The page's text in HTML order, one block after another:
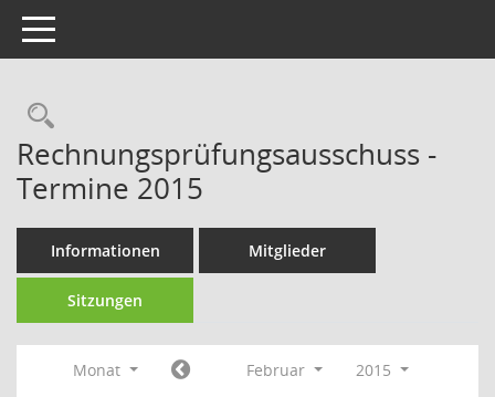
Toggle navigation
Rechercheauswahl
Rechnungsprüfungsausschuss -
Termine 2015
Informationen Mitglieder
Sitzungen
Monat Februar
2015